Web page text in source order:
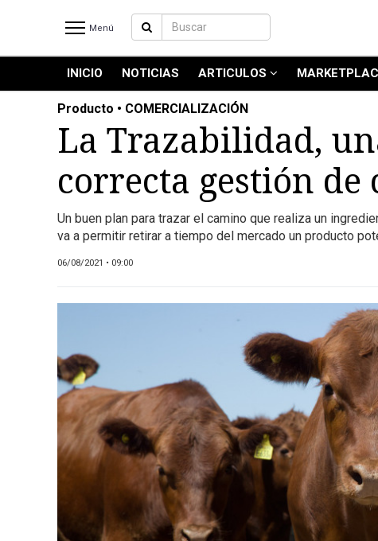
NOTICIAS RECIENTES
NOTICIAS
ARTICULOS
PRODUCCIÓN
PRODUCTO
NUEVOS PRODUCTOS
MARKETPLACE
CARNE VACUNA
EVENTOS Y
CAPACITACIONES
DIRECTORIO
CALENDARIO
CARNE
Menú
INICIO NOTICIAS ARTICULOS
Producto • COMERCIALIZACIÓN
La Trazabilidad,
correcta gestión
Un buen plan para trazar el camino que realiza un
va a permitir retirar a tiempo del mercado un producto
06/08/2021 • 09:00